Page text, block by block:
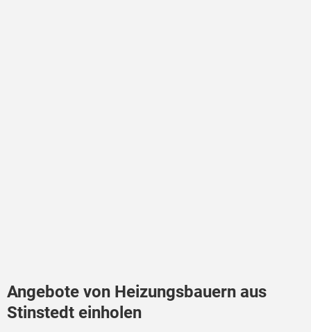
Angebote von Heizungsbauern aus
Stinstedt einholen